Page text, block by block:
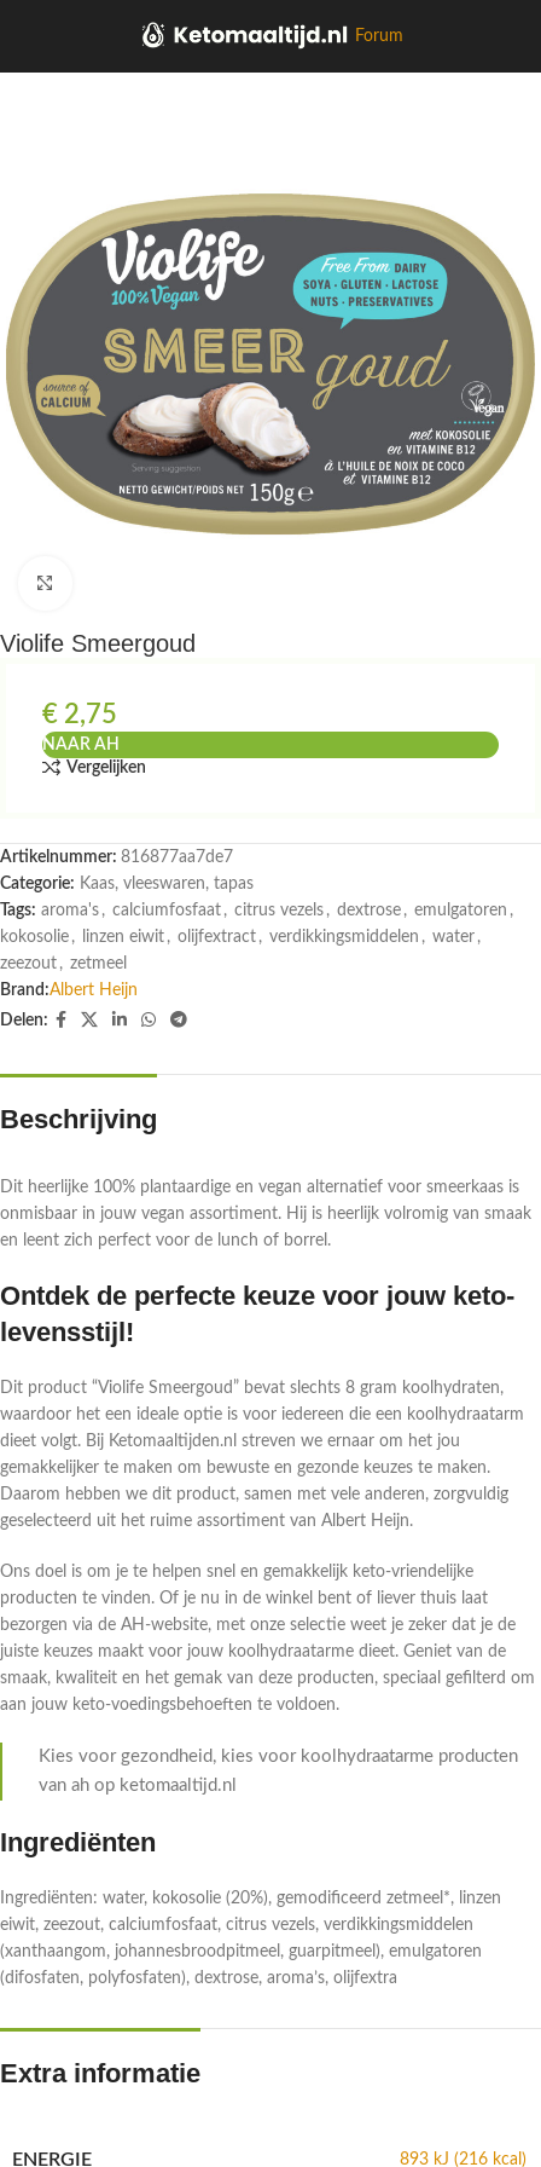
Forum
Violife Smeergoud
€ 2,75
NAAR AH
Vergelijken
Artikelnummer: 816877aa7de7
Categorie: Kaas, vleeswaren, tapas
Tags: aroma's , calciumfosfaat , citrus vezels , dextrose , emulgatoren ,
kokosolie , linzen eiwit , olijfextract , verdikkingsmiddelen , water ,
zeezout , zetmeel
Brand:Albert Heijn
Delen:
Beschrijving
Dit heerlijke 100% plantaardige en vegan alternatief voor smeerkaas is
onmisbaar in jouw vegan assortiment. Hij is heerlijk volromig van smaak
en leent zich perfect voor de lunch of borrel.
Ontdek de perfecte keuze voor jouw keto-
levensstijl!
Dit product “Violife Smeergoud” bevat slechts 8 gram koolhydraten,
waardoor het een ideale optie is voor iedereen die een koolhydraatarm
dieet volgt. Bij Ketomaaltijden.nl streven we ernaar om het jou
gemakkelijker te maken om bewuste en gezonde keuzes te maken.
Daarom hebben we dit product, samen met vele anderen, zorgvuldig
geselecteerd uit het ruime assortiment van Albert Heijn.
Ons doel is om je te helpen snel en gemakkelijk keto-vriendelijke
producten te vinden. Of je nu in de winkel bent of liever thuis laat
bezorgen via de AH-website, met onze selectie weet je zeker dat je de
juiste keuzes maakt voor jouw koolhydraatarme dieet. Geniet van de
smaak, kwaliteit en het gemak van deze producten, speciaal gefilterd om
aan jouw keto-voedingsbehoeften te voldoen.
Kies voor gezondheid, kies voor koolhydraatarme producten
van ah op ketomaaltijd.nl
Ingrediënten
Ingrediënten: water, kokosolie (20%), gemodificeerd zetmeel*, linzen
eiwit, zeezout, calciumfosfaat, citrus vezels, verdikkingsmiddelen
(xanthaangom, johannesbroodpitmeel, guarpitmeel), emulgatoren
(difosfaten, polyfosfaten), dextrose, aroma’s, olijfextra
Extra informatie
ENERGIE 893 kJ (216 kcal)